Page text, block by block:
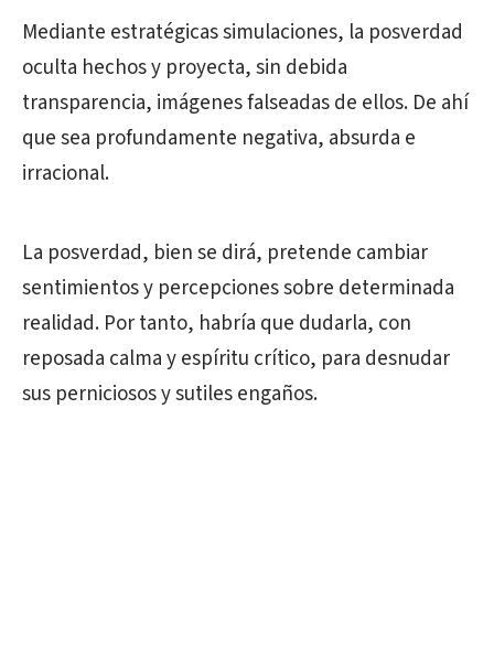
Mediante estratégicas simulaciones, la posverdad
oculta hechos y proyecta, sin debida
transparencia, imágenes falseadas de ellos. De ahí
que sea profundamente negativa, absurda e
irracional.
La posverdad, bien se dirá, pretende cambiar
sentimientos y percepciones sobre determinada
realidad. Por tanto, habría que dudarla, con
reposada calma y espíritu crítico, para desnudar
sus perniciosos y sutiles engaños.